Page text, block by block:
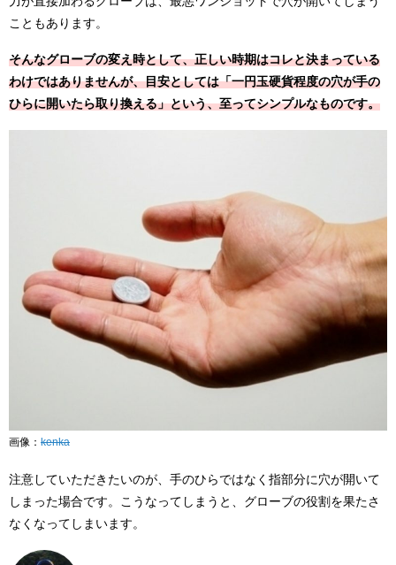
こともあります。
そんなグローブの変え時として、正しい時期はコレと決まっている
わけではありませんが、目安としては「一円玉硬貨程度の穴が手の
ひらに開いたら取り換える」という、至ってシンプルなものです。
画像： kenka
注意していただきたいのが、手のひらではなく指部分に穴が開いて
しまった場合です。こうなってしまうと、グローブの役割を果たさ
なくなってしまいます。